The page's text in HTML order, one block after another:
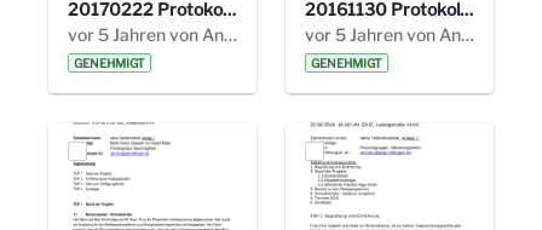
20170222 Protokoll 19. Steuerungskreis.pdf
vor 5 Jahren von Anni Schlumberger
GENEHMIGT
20161130 Protokoll 18. Steuerungskreis.pdf
vor 5 Jahren von Anni Schlumberger
GENEHMIGT